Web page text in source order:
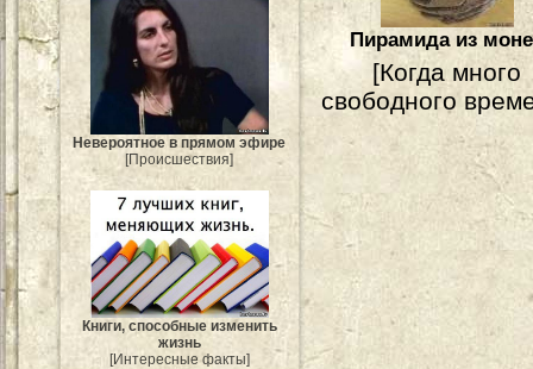
Невероятное в прямом эфире
[Происшествия]
Книги, способные изменить
жизнь
[Интересные факты]
Пирамида из
[Когда много
свободного